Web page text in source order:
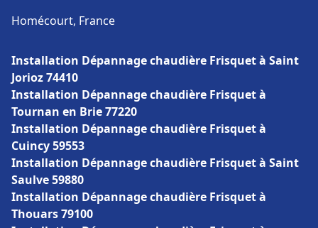
Homécourt, France
Installation Dépannage chaudière Frisquet à Saint
Jorioz 74410
Installation Dépannage chaudière Frisquet à
Tournan en Brie 77220
Installation Dépannage chaudière Frisquet à
Cuincy 59553
Installation Dépannage chaudière Frisquet à Saint
Saulve 59880
Installation Dépannage chaudière Frisquet à
Thouars 79100